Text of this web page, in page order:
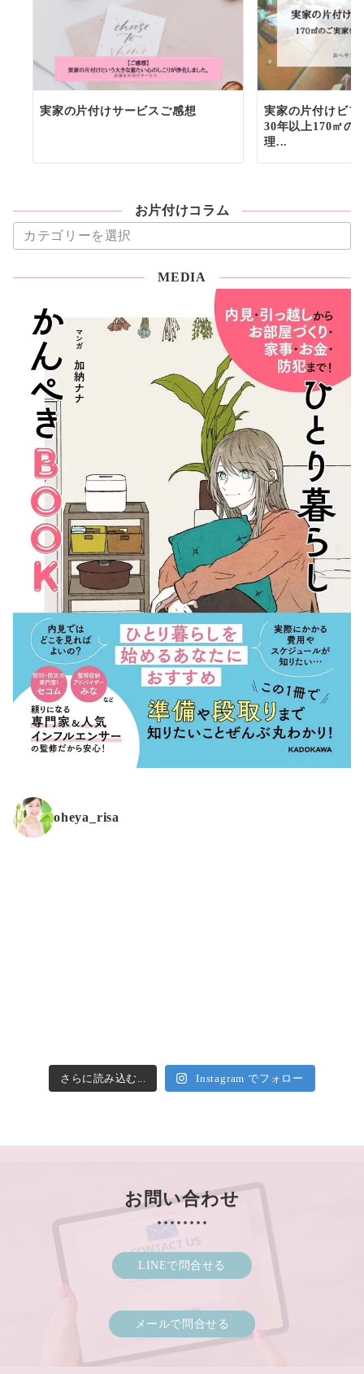
実家の片付けサービスご感想
実家の片付けビ
30年以上170㎡の
理...
お片付けコラム
片
MEDIA
oheya_risa
さらに読み込む... Instagram でフォロー
お問い合わせ
LINEで問合せる
メールで問合せる